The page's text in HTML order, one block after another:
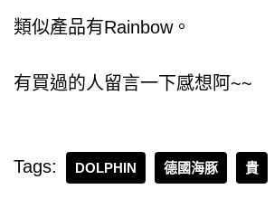
類似產品有Rainbow。
有買過的人留言一下感想阿~~
Tags: DOLPHIN 德國海豚 貴